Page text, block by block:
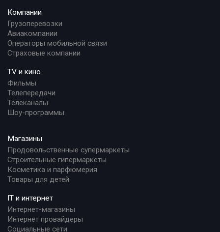
Компании
Грузоперевозки
Авиакомпании
Операторы мобильной связи
Страховые компании
TV и кино
Фильмы
Телепередачи
Телеканалы
Шоу-программы
Магазины
Продовольственные супермаркеты
Строительные гипермаркеты
Косметика и парфюмерия
Товары для детей
IT и интернет
Интернет-магазины
Интернет провайдеры
Социальные сети